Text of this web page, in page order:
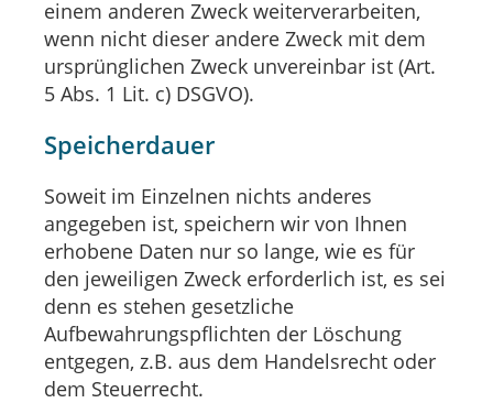
einem anderen Zweck weiterverarbeiten,
wenn nicht dieser andere Zweck mit dem
ursprünglichen Zweck unvereinbar ist (Art.
5 Abs. 1 Lit. c) DSGVO).
Speicherdauer
Soweit im Einzelnen nichts anderes
angegeben ist, speichern wir von Ihnen
erhobene Daten nur so lange, wie es für
den jeweiligen Zweck erforderlich ist, es sei
denn es stehen gesetzliche
Aufbewahrungspflichten der Löschung
entgegen, z.B. aus dem Handelsrecht oder
dem Steuerrecht.